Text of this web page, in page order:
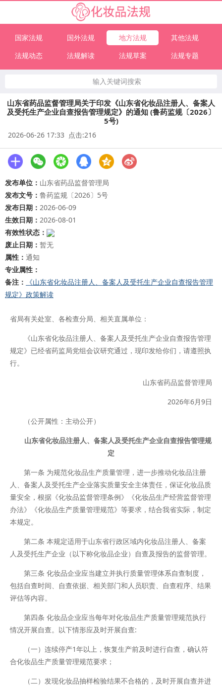
国家法规 国外法规 地方法规
其他法规
法规动态
法规解读 法规草案 法规专题
输入关键词搜索
山东省药品监督管理局关于印发《山东省化妆品注册人、备案人
及受托生产企业自查报告管理规定》的通知 (鲁药监规〔2026〕
5号)
2026-06-26 17:33 点击:216
发布单位： 山东省药品监督管理局
发布文号： 鲁药监规〔2026〕5号
发布日期： 2026-06-09
生效日期： 2026-08-01
有效性状态：
废止日期： 暂无
属性： 通知
专业属性：
备注：
《山东省化妆品注册人、备案人及受托生产企业自查报告管理
规定》政策解读
省局有关处室、各检查分局、相关直属单位：
《山东省化妆品注册人、备案人及受托生产企业自查报告管理
规定》已经省药监局党组会议研究通过，现印发给你们，请遵照执
行。
山东省药品监督管理局
2026年6月9日
（公开属性：主动公开）
山东省化妆品注册人、备案人及受托生产企业自查报告管理规
定
第一条 为规范化妆品生产质量管理，进一步推动化妆品注册
人、备案人及受托生产企业落实质量安全主体责任，保证化妆品质
量安全，根据《化妆品监督管理条例》《化妆品生产经营监督管理
办法》《化妆品生产质量管理规范》等要求，结合我省实际，制定
本规定。
第二条 本规定适用于山东省行政区域内化妆品注册人、备案
人及受托生产企业（以下称化妆品企业）自查及报告的监督管理。
第三条 化妆品企业应当建立并执行质量管理体系自查制度，
包括自查时间、自查依据、相关部门和人员职责、自查程序、结果
评估等内容。
第四条 化妆品企业应当每年对化妆品生产质量管理规范执行
情况开展自查。以下情形应及时开展自查:
（一）连续停产1年以上，恢复生产前及时进行自查，确认符
合化妆品生产质量管理规范要求；
（二）发现化妆品抽样检验结果不合格的，及时开展自查并进